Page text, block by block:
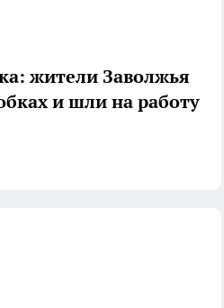
жители Заволжья
и шли на работу